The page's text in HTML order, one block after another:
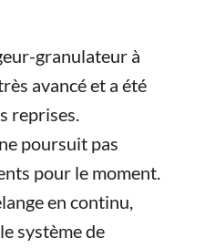
granulateur à
avancé et a été
reprises.
ne poursuit pas
pour le moment.
en continu,
système de